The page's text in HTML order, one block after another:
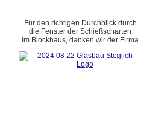
Für den richtigen Durchblick durch
die Fenster der Schießscharten
im Blockhaus, danken wir der Firma